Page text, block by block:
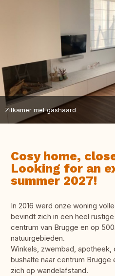
Zitkamer met gashaard
Cosy home,
Looking for an
summer 2027!
In 2016 werd onze woning
bevindt zich in een heel
centrum van Brugge en op
natuurgebieden.
Winkels, zwembad, apotheek,
bushalte naar centrum Brugge
zich op wandelafstand.